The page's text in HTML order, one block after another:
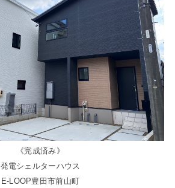
《完成済み》
発電シェルターハウス
E-LOOP豊田市前山町